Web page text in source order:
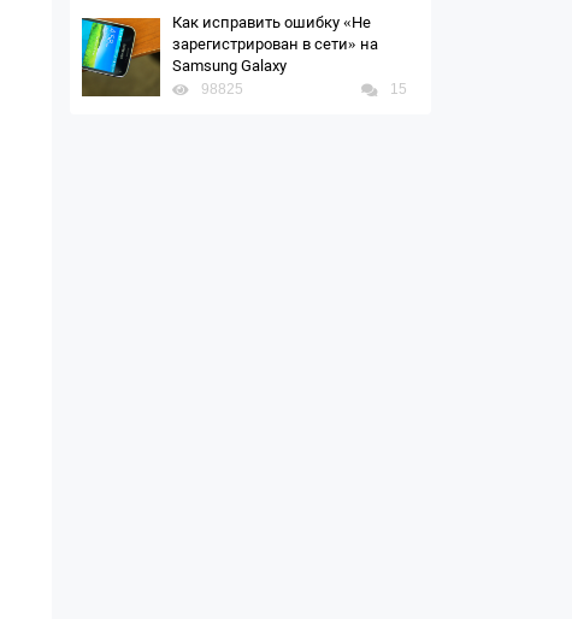
Как исправить ошибку «Не
зарегистрирован в сети» на
Samsung Galaxy
98825 15